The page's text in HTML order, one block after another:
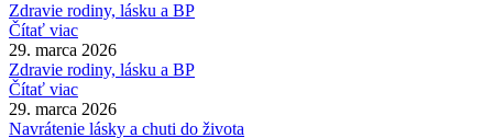
Zdravie rodiny, lásku a BP
Čítať viac
29. marca 2026
Zdravie rodiny, lásku a BP
Čítať viac
29. marca 2026
Navrátenie lásky a chuti do života